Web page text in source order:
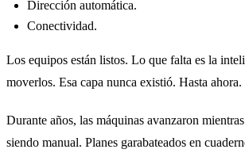
Dirección automática.
Conectividad.
Los equipos están listos. Lo que falta es la
moverlos. Esa capa nunca existió. Hasta ahora.
Durante años, las máquinas avanzaron
siendo manual. Planes garabateados en